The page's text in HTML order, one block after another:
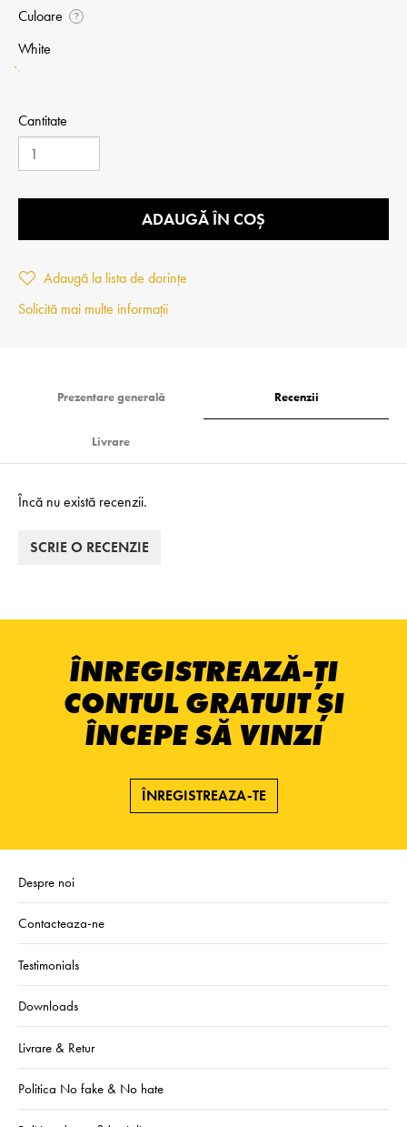
Culoare ?
White
Cantitate
ADAUGĂ ÎN COȘ
Adaugă la lista de dorințe
Solicită mai multe informații
Prezentare generală Recenzii
Livrare
Încă nu există recenzii.
SCRIE O RECENZIE
ÎNREGISTREAZĂ-ȚI
CONTUL GRATUIT ȘI
ÎNCEPE SĂ VINZI
ÎNREGISTREAZA-TE
Despre noi
Contacteaza-ne
Testimonials
Downloads
Livrare & Retur
Politica No fake & No hate